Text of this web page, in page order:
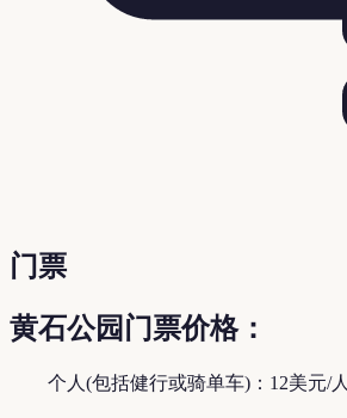
门票
黄石公园门票价格：
个人(包括健行或骑单车)：12美元/人